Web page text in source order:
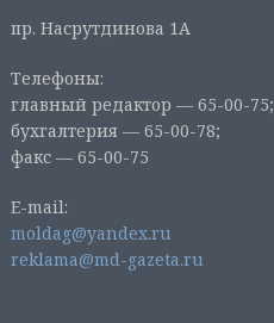
пр. Насрутдинова 1А
Телефоны:
главный редактор — 65-00-75;
бухгалтерия — 65-00-78;
факс — 65-00-75
E-mail:
moldag@yandex.ru
reklama@md-gazeta.ru